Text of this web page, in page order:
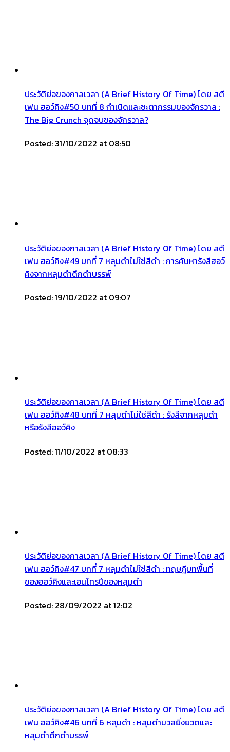
ประวัติย่อของกาลเวลา (A Brief History Of Time) โดย สตี
เฟน ฮอว์คิง#50 บทที่ 8 กำเนิดและชะตากรรมของจักรวาล :
The Big Crunch จุดจบของจักรวาล?
Posted: 31/10/2022 at 08:50
ประวัติย่อของกาลเวลา (A Brief History Of Time) โดย สตี
เฟน ฮอว์คิง#49 บทที่ 7 หลุมดำไม่ใช่สีดำ : การค้นหารังสีฮอว์
คิงจากหลุมดำดึกดำบรรพ์
Posted: 19/10/2022 at 09:07
ประวัติย่อของกาลเวลา (A Brief History Of Time) โดย สตี
เฟน ฮอว์คิง#48 บทที่ 7 หลุมดำไม่ใช่สีดำ : รังสีจากหลุมดำ
หรือรังสีฮอว์คิง
Posted: 11/10/2022 at 08:33
ประวัติย่อของกาลเวลา (A Brief History Of Time) โดย สตี
เฟน ฮอว์คิง#47 บทที่ 7 หลุมดำไม่ใช่สีดำ : ทฤษฎีบทพื้นที่
ของฮอว์คิงและเอนโทรปีของหลุมดำ
Posted: 28/09/2022 at 12:02
ประวัติย่อของกาลเวลา (A Brief History Of Time) โดย สตี
เฟน ฮอว์คิง#46 บทที่ 6 หลุมดำ : หลุมดำมวลยิ่งยวดและ
หลุมดำดึกดำบรรพ์